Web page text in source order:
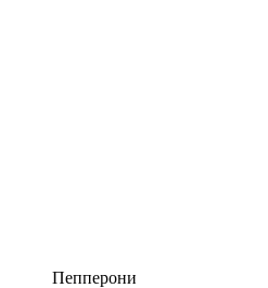
Пепперони